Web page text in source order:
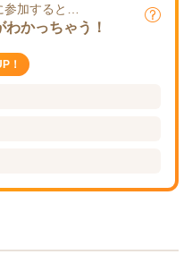
参加すると…
かっちゃう！
！